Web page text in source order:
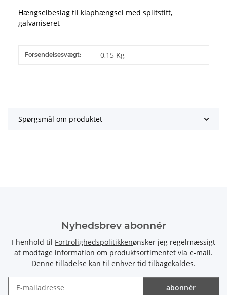
Hængselbeslag til klaphængsel med splitstift,
galvaniseret
#productDetails.itemInformation#
#productDetails.itemValue#
Forsendelsesvægt: 0,15 Kg
Spørgsmål om produktet
Nyhedsbrev abonnér
I henhold til Fortrolighedspolitikkenønsker jeg regelmæssigt
at modtage information om produktsortimentet via e-mail.
Denne tilladelse kan til enhver tid tilbagekaldes.
abonnér